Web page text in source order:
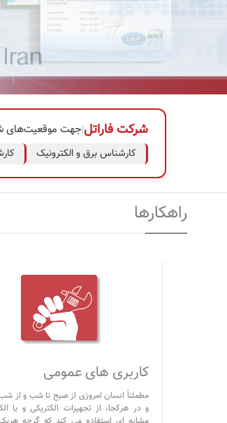
شرکت فاراتل|جهت موقعیت‌های
کارشناس برق و الکترونیک
راهکارها
کاربری های عمومی
مطمئناً انسان امروزی از صبح تا شب و از
و در هرکجا، از تجهیزات الکتریکی و یا